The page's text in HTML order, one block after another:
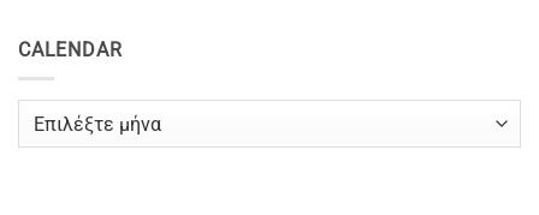
CALENDAR
CALENDAR